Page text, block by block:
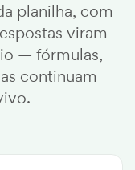
planilha, com
viram
— fórmulas,
continuam